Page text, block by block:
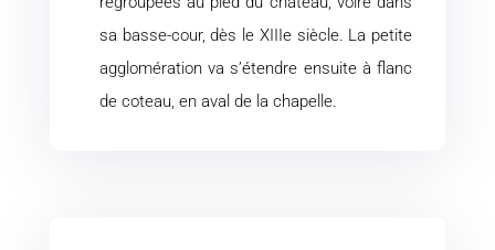
sa basse-cour, dès le XIIIe siècle. La petite
agglomération va s’étendre ensuite à flanc
de coteau, en aval de la chapelle.